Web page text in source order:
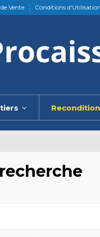
Vente Conditions d'Utilisation